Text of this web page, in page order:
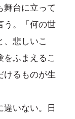
舞台に立って
う。「何の世
悲しいこ
ふまえるこ
けるものが生
いない。日